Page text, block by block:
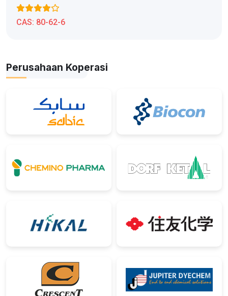
CAS: 80-62-6
Perusahaan Koperasi